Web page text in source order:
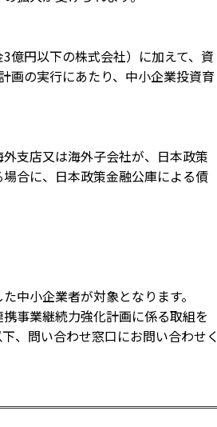
億円以下の株式会社）に加えて、資
画の実行にあたり、中小企業投資育
支店又は海外子会社が、日本政策
合に、日本政策金融公庫による債
中小企業者が対象となります。
事業継続力強化計画に係る取組を
、問い合わせ窓口にお問い合わせく